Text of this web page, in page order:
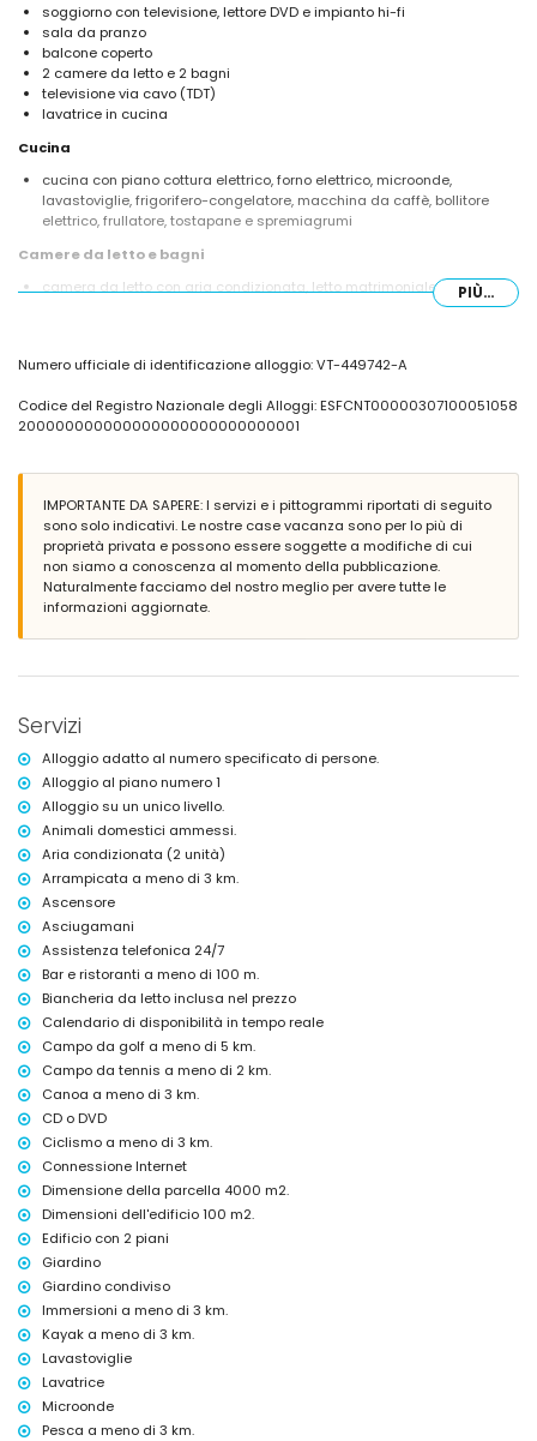
soggiorno con televisione, lettore DVD e impianto hi-fi
sala da pranzo
balcone coperto
2 camere da letto e 2 bagni
televisione via cavo (TDT)
lavatrice in cucina
Cucina
cucina con piano cottura elettrico, forno elettrico, microonde,
lavastoviglie, frigorifero-congelatore, macchina da caffè, bollitore
elettrico, frullatore, tostapane e spremiagrumi
Camere da letto e bagni
camera da letto con aria condizionata, letto matrimoniale e bagno
bagno con lavabo singolo, combinazione vasca/doccia, bidet e WC
Esterno dell'appartamento
grande terreno recintato
giardino con alberi
giardino comune con alberi
terrazza coperta
doccia esterna
area soggiorno all'aperto
Ulteriori informazioni
riva o sponda più vicina: Mar Mediterraneo, Jávea (a 200 metri
porto più vicino: Duanes del Mar, Jávea (a 500 metri
parco più vicino: La Plana, Jávea (a 200 metri dall'appartamento)
aeroporto più vicino: Alicante (a 100 chilometri dall'appartamento)
secondo aeroporto più vicino: Valencia (a più di 100 chilometri)
animali domestici ammessi
L'edificio in cui si trova l'alloggio è dotato di ascensore.
Servizi e strutture inclusi nel prezzo di affitto dell'appartamento
aspirapolvere, ferro e asse da stiro
biancheria da letto e asciugamani
servizio di reception e servizio di emergenza 24 ore su 24
riscaldamento centrale e aria condizionata
Servizi e strutture a pagamento
letto extra e lettini/culle per bambini (su richiesta)
Attività di intrattenimento e tempo libero per le vostre vacanze a
Jávea, Costa Blanca
passeggiata (El Arenal e Jávea) (a 500 metri dalla casa)
bar (a 1000 metri dalla casa)
discoteca (a 5 chilometri dalla casa)
Luoghi di interesse e cultura a Jávea, Costa Blanca
museo (Histórico de Jávea), chiesa (San Bartolomé, Pueblo, Jávea),
architettonico (Pueblo de Jávea) e luogo storico (Pueblo de Jávea)
(entro 5 chilometri dall'alloggio)
castello (Portal de la Vila e Denia) (entro 25 chilometri dall'alloggio)
Sport
tennis, golf (La Sella Golf, Denia), escursionismo, mountain bike,
ciclismo, arrampicata, canoa, kayak, rafting, pesca, immersioni,
PIÙ...
Numero ufficiale di identificazione alloggio: VT-449742-A
Codice del Registro Nazionale degli Alloggi: ESFCNT00000307100051058
200000000000000000000000000001
IMPORTANTE DA SAPERE: I servizi e i pittogrammi riportati di seguito
sono solo indicativi. Le nostre case vacanza sono per lo più di
proprietà privata e possono essere soggette a modifiche di cui
non siamo a conoscenza al momento della pubblicazione.
Naturalmente facciamo del nostro meglio per avere tutte le
informazioni aggiornate.
Servizi
Alloggio adatto al numero specificato di persone.
Alloggio al piano numero 1
Alloggio su un unico livello.
Animali domestici ammessi.
Aria condizionata (2 unità)
Arrampicata a meno di 3 km.
Ascensore
Asciugamani
Assistenza telefonica 24/7
Bar e ristoranti a meno di 100 m.
Biancheria da letto inclusa nel prezzo
Calendario di disponibilità in tempo reale
Campo da golf a meno di 5 km.
Campo da tennis a meno di 2 km.
Canoa a meno di 3 km.
CD o DVD
Ciclismo a meno di 3 km.
Connessione Internet
Dimensione della parcella 4000 m2.
Dimensioni dell'edificio 100 m2.
Edificio con 2 piani
Giardino
Giardino condiviso
Immersioni a meno di 3 km.
Kayak a meno di 3 km.
Lavastoviglie
Lavatrice
Microonde
Pesca a meno di 3 km.